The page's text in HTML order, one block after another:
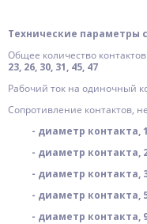
Технические параметры
Общее количество контактов:
23, 26, 30, 31, 45, 47
Рабочий ток на одиночный
Сопротивление контактов,
- диаметр контакта,
- диаметр контакта,
- диаметр контакта,
- диаметр контакта,
- диаметр контакта,